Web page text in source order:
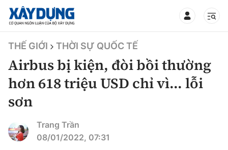
TIN BỘ XÂY DỰNG
CHUYÊN MỤC
Mới nhất
THẾ GIỚI THỜI SỰ QUỐC TẾ
Airbus bị kiện, đòi bồi thường
hơn 618 triệu USD chỉ vì... lỗi
sơn
Trang Trần
08/01/2022, 07:31